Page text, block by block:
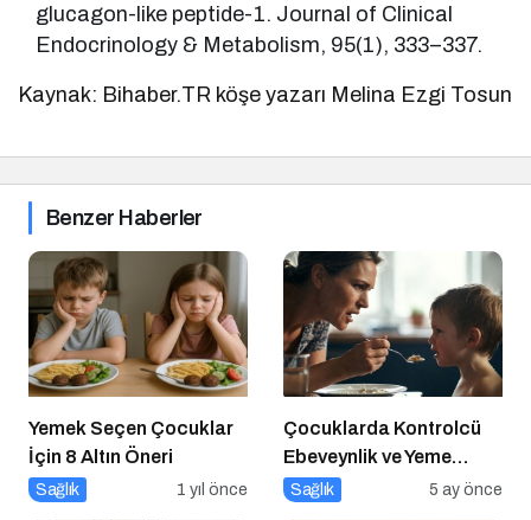
glucagon-like peptide-1. Journal of Clinical
Endocrinology & Metabolism, 95(1), 333–337.
Kaynak: Bihaber.TR köşe yazarı Melina Ezgi Tosun
Benzer Haberler
Yemek Seçen Çocuklar
İçin 8 Altın Öneri
Sağlık 1 yıl önce
Çocuklarda Kontrolcü
Ebeveynlik ve Yeme
Direnci
Sağlık 5 ay önce